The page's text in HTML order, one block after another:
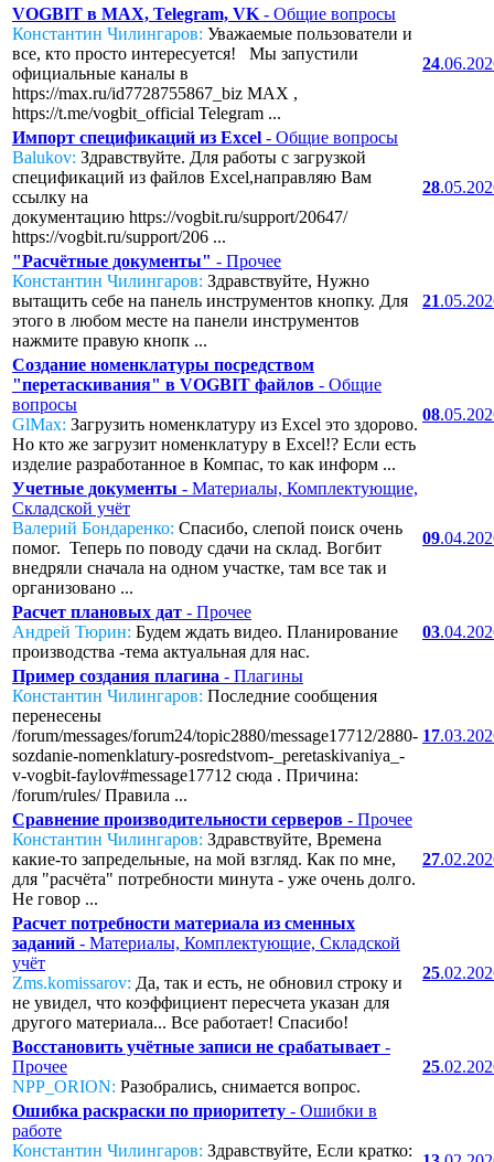
VOGBIT в MAX, Telegram, VK - Общие вопросы
Константин Чилингаров: Уважаемые пользователи и
все, кто просто интересуется! Мы запустили
официальные каналы в
https://max.ru/id7728755867_biz MAX ,
https://t.me/vogbit_official Telegram ...
24
Импорт спецификаций из Excel - Общие вопросы
Balukov: Здравствуйте. Для работы с загрузкой
спецификаций из файлов Excel,направляю Вам
ссылку на
документацию https://vogbit.ru/support/20647/
https://vogbit.ru/support/206 ...
28
"Расчётные документы" - Прочее
Константин Чилингаров: Здравствуйте, Нужно
вытащить себе на панель инструментов кнопку. Для
этого в любом месте на панели инструментов
нажмите правую кнопк ...
21
Создание номенклатуры посредством
"перетаскивания" в VOGBIT файлов - Общие
вопросы
GlMax: Загрузить номенклатуру из Excel это здорово.
Но кто же загрузит номенклатуру в Excel!? Если есть
изделие разработанное в Компас, то как информ ...
08
Учетные документы - Материалы, Комплектующие,
Складской учёт
Валерий Бондаренко: Спасибо, слепой поиск очень
помог. Теперь по поводу сдачи на склад. Вогбит
внедряли сначала на одном участке, там все так и
организовано ...
09
Расчет плановых дат - Прочее
Андрей Тюрин: Будем ждать видео. Планирование
производства -тема актуальная для нас.
03
Пример создания плагина - Плагины
Константин Чилингаров: Последние сообщения
перенесены
/forum/messages/forum24/topic2880/message17712/2880-
sozdanie-nomenklatury-posredstvom-_peretaskivaniya_-
v-vogbit-faylov#message17712 сюда . Причина:
/forum/rules/ Правила ...
17
Сравнение производительности серверов - Прочее
Константин Чилингаров: Здравствуйте, Времена
какие-то запредельные, на мой взгляд. Как по мне,
для "расчёта" потребности минута - уже очень долго.
Не говор ...
27
Расчет потребности материала из сменных
заданий - Материалы, Комплектующие, Складской
учёт
Zms.komissarov: Да, так и есть, не обновил строку и
не увидел, что коэффициент пересчета указан для
другого материала... Все работает! Спасибо!
25
Восстановить учётные записи не срабатывает -
Прочее
NPP_ORION: Разобрались, снимается вопрос.
25
Ошибка раскраски по приоритету - Ошибки в
работе
Константин Чилингаров: Здравствуйте, Если кратко: